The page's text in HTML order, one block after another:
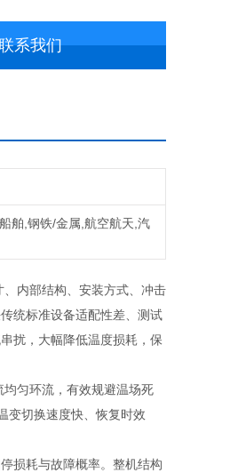
系我们
舶,钢铁/金属,航空航天,汽
内部结构、安装方式、冲击
统标准设备适配性差、测试
扰，大幅降低温度损耗，保
匀环流，有效规避温场死
变切换速度快、恢复时效
损耗与故障概率。整机结构